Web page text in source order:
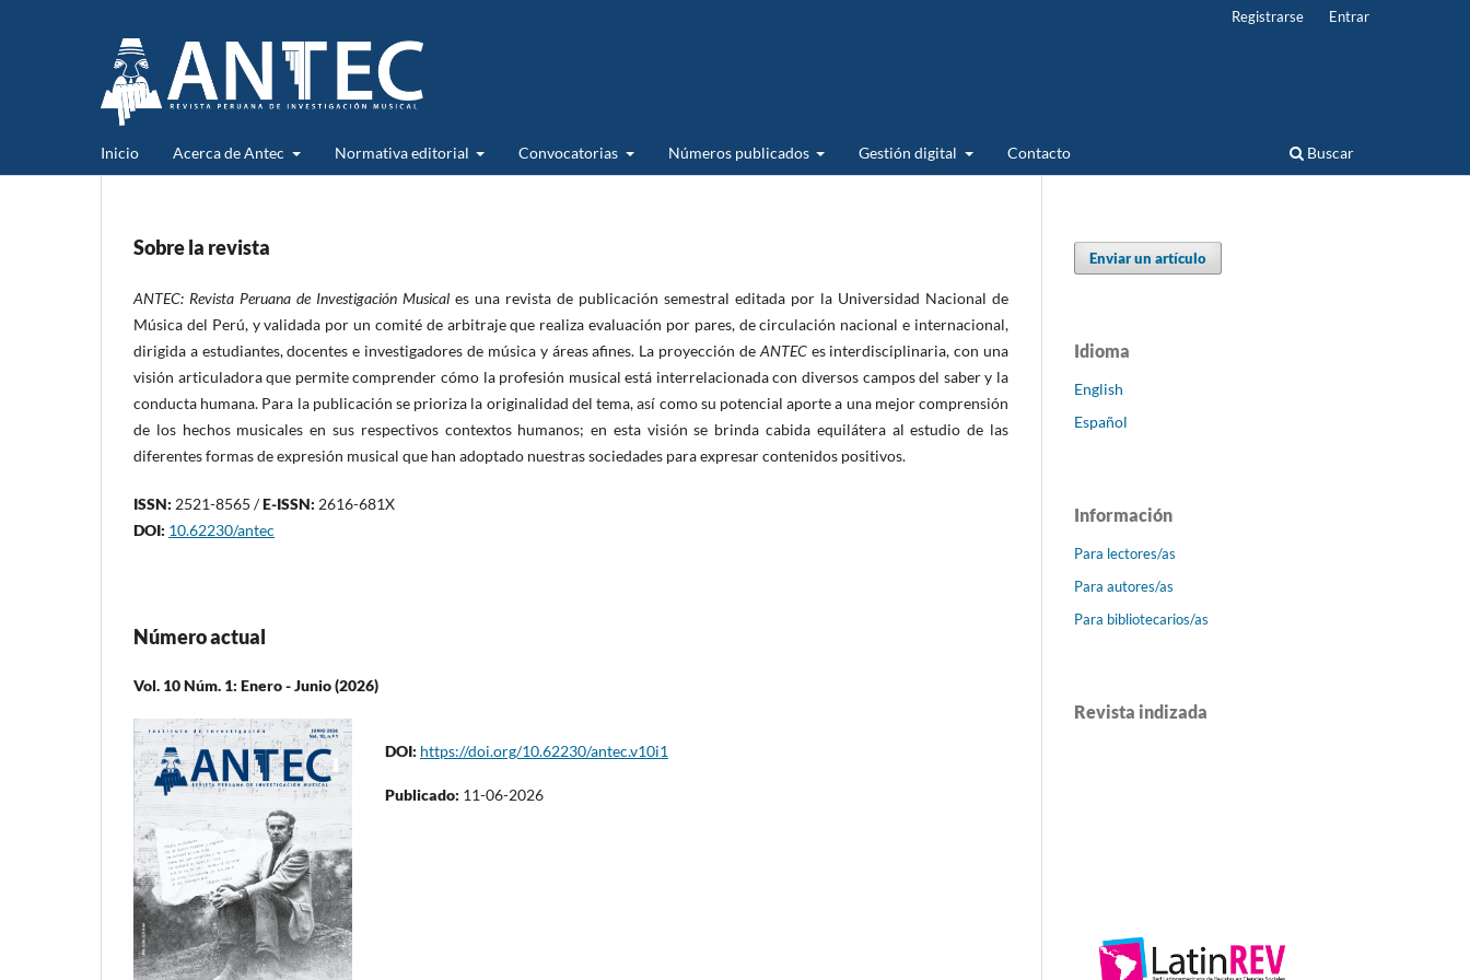
Inicio Acerca de Antec Normativa editorial Convocatorias Números publicados Gestión digital Contacto Buscar
Registrarse Entrar
Sobre la revista
ANTEC: Revista Peruana de Investigación Musical es una revista de publicación semestral editada por la Universidad Nacional de
Música del Perú, y validada por un comité de arbitraje que realiza evaluación por pares, de circulación nacional e internacional,
dirigida a estudiantes, docentes e investigadores de música y áreas afines. La proyección de ANTEC es interdisciplinaria, con una
visión articuladora que permite comprender cómo la profesión musical está interrelacionada con diversos campos del saber y la
conducta humana. Para la publicación se prioriza la originalidad del tema, así como su potencial aporte a una mejor comprensión
de los hechos musicales en sus respectivos contextos humanos; en esta visión se brinda cabida equilátera al estudio de las
diferentes formas de expresión musical que han adoptado nuestras sociedades para expresar contenidos positivos.
ISSN: 2521-8565 /E-ISSN: 2616-681X
DOI: 10.62230/antec
Número actual
Vol. 10 Núm. 1: Enero - Junio (2026)
DOI: https://doi.org/10.62230/antec.v10i1
Publicado: 11-06-2026
Enviar un artículo
Idioma
English
Español
Información
Para lectores/as
Para autores/as
Para bibliotecarios/as
Revista indizada